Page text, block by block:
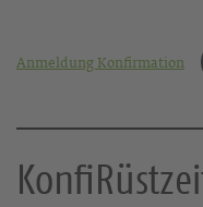
Anmeldung Konfirmation